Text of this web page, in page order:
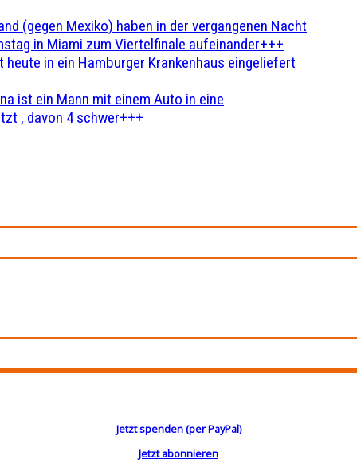
(gegen Mexiko) haben in der vergangenen Nacht
in Miami zum Viertelfinale aufeinander+++
in ein Hamburger Krankenhaus eingeliefert
ist ein Mann mit einem Auto in eine
, davon 4 schwer+++
Jetzt spenden (per PayPal)
Jetzt abonnieren